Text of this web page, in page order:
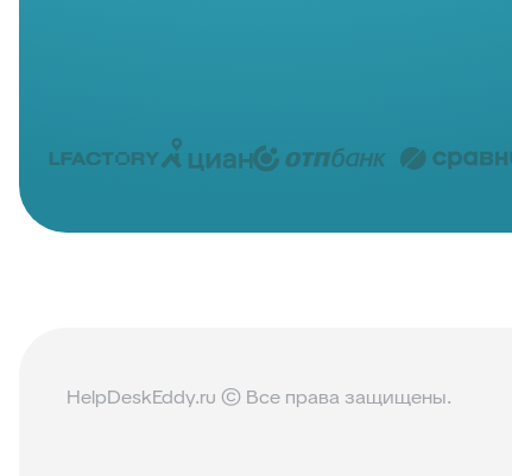
HelpDeskEddy.ru © Все права защищены.